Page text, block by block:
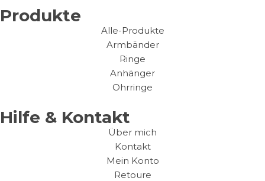
Produkte
Alle-Produkte
Armbänder
Ringe
Anhänger
Ohrringe
Hilfe & Kontakt
Über mich
Kontakt
Mein Konto
Retoure